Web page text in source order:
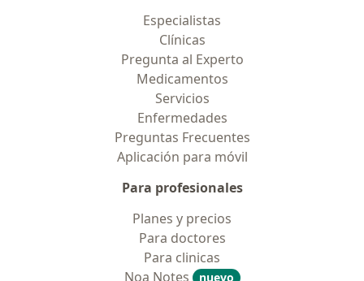
Especialistas
Clínicas
Pregunta al Experto
Medicamentos
Servicios
Enfermedades
Preguntas Frecuentes
Aplicación para móvil
Para profesionales
Planes y precios
Para doctores
Para clinicas
Noa Notes
nuevo